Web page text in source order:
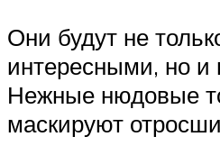
Они будут не
интересными, но и
Нежные нюдовые
маскируют